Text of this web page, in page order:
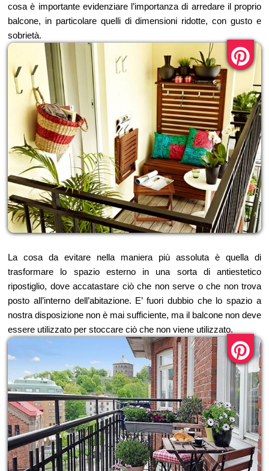
cosa è importante evidenziare l’importanza di arredare il proprio
balcone, in particolare quelli di dimensioni ridotte, con gusto e
sobrietà.
La cosa da evitare nella maniera più assoluta è quella di
trasformare lo spazio esterno in una sorta di antiestetico
ripostiglio, dove accatastare ciò che non serve o che non trova
posto all’interno dell’abitazione. E’ fuori dubbio che lo spazio a
nostra disposizione non è mai sufficiente, ma il balcone non deve
essere utilizzato per stoccare ciò che non viene utilizzato.